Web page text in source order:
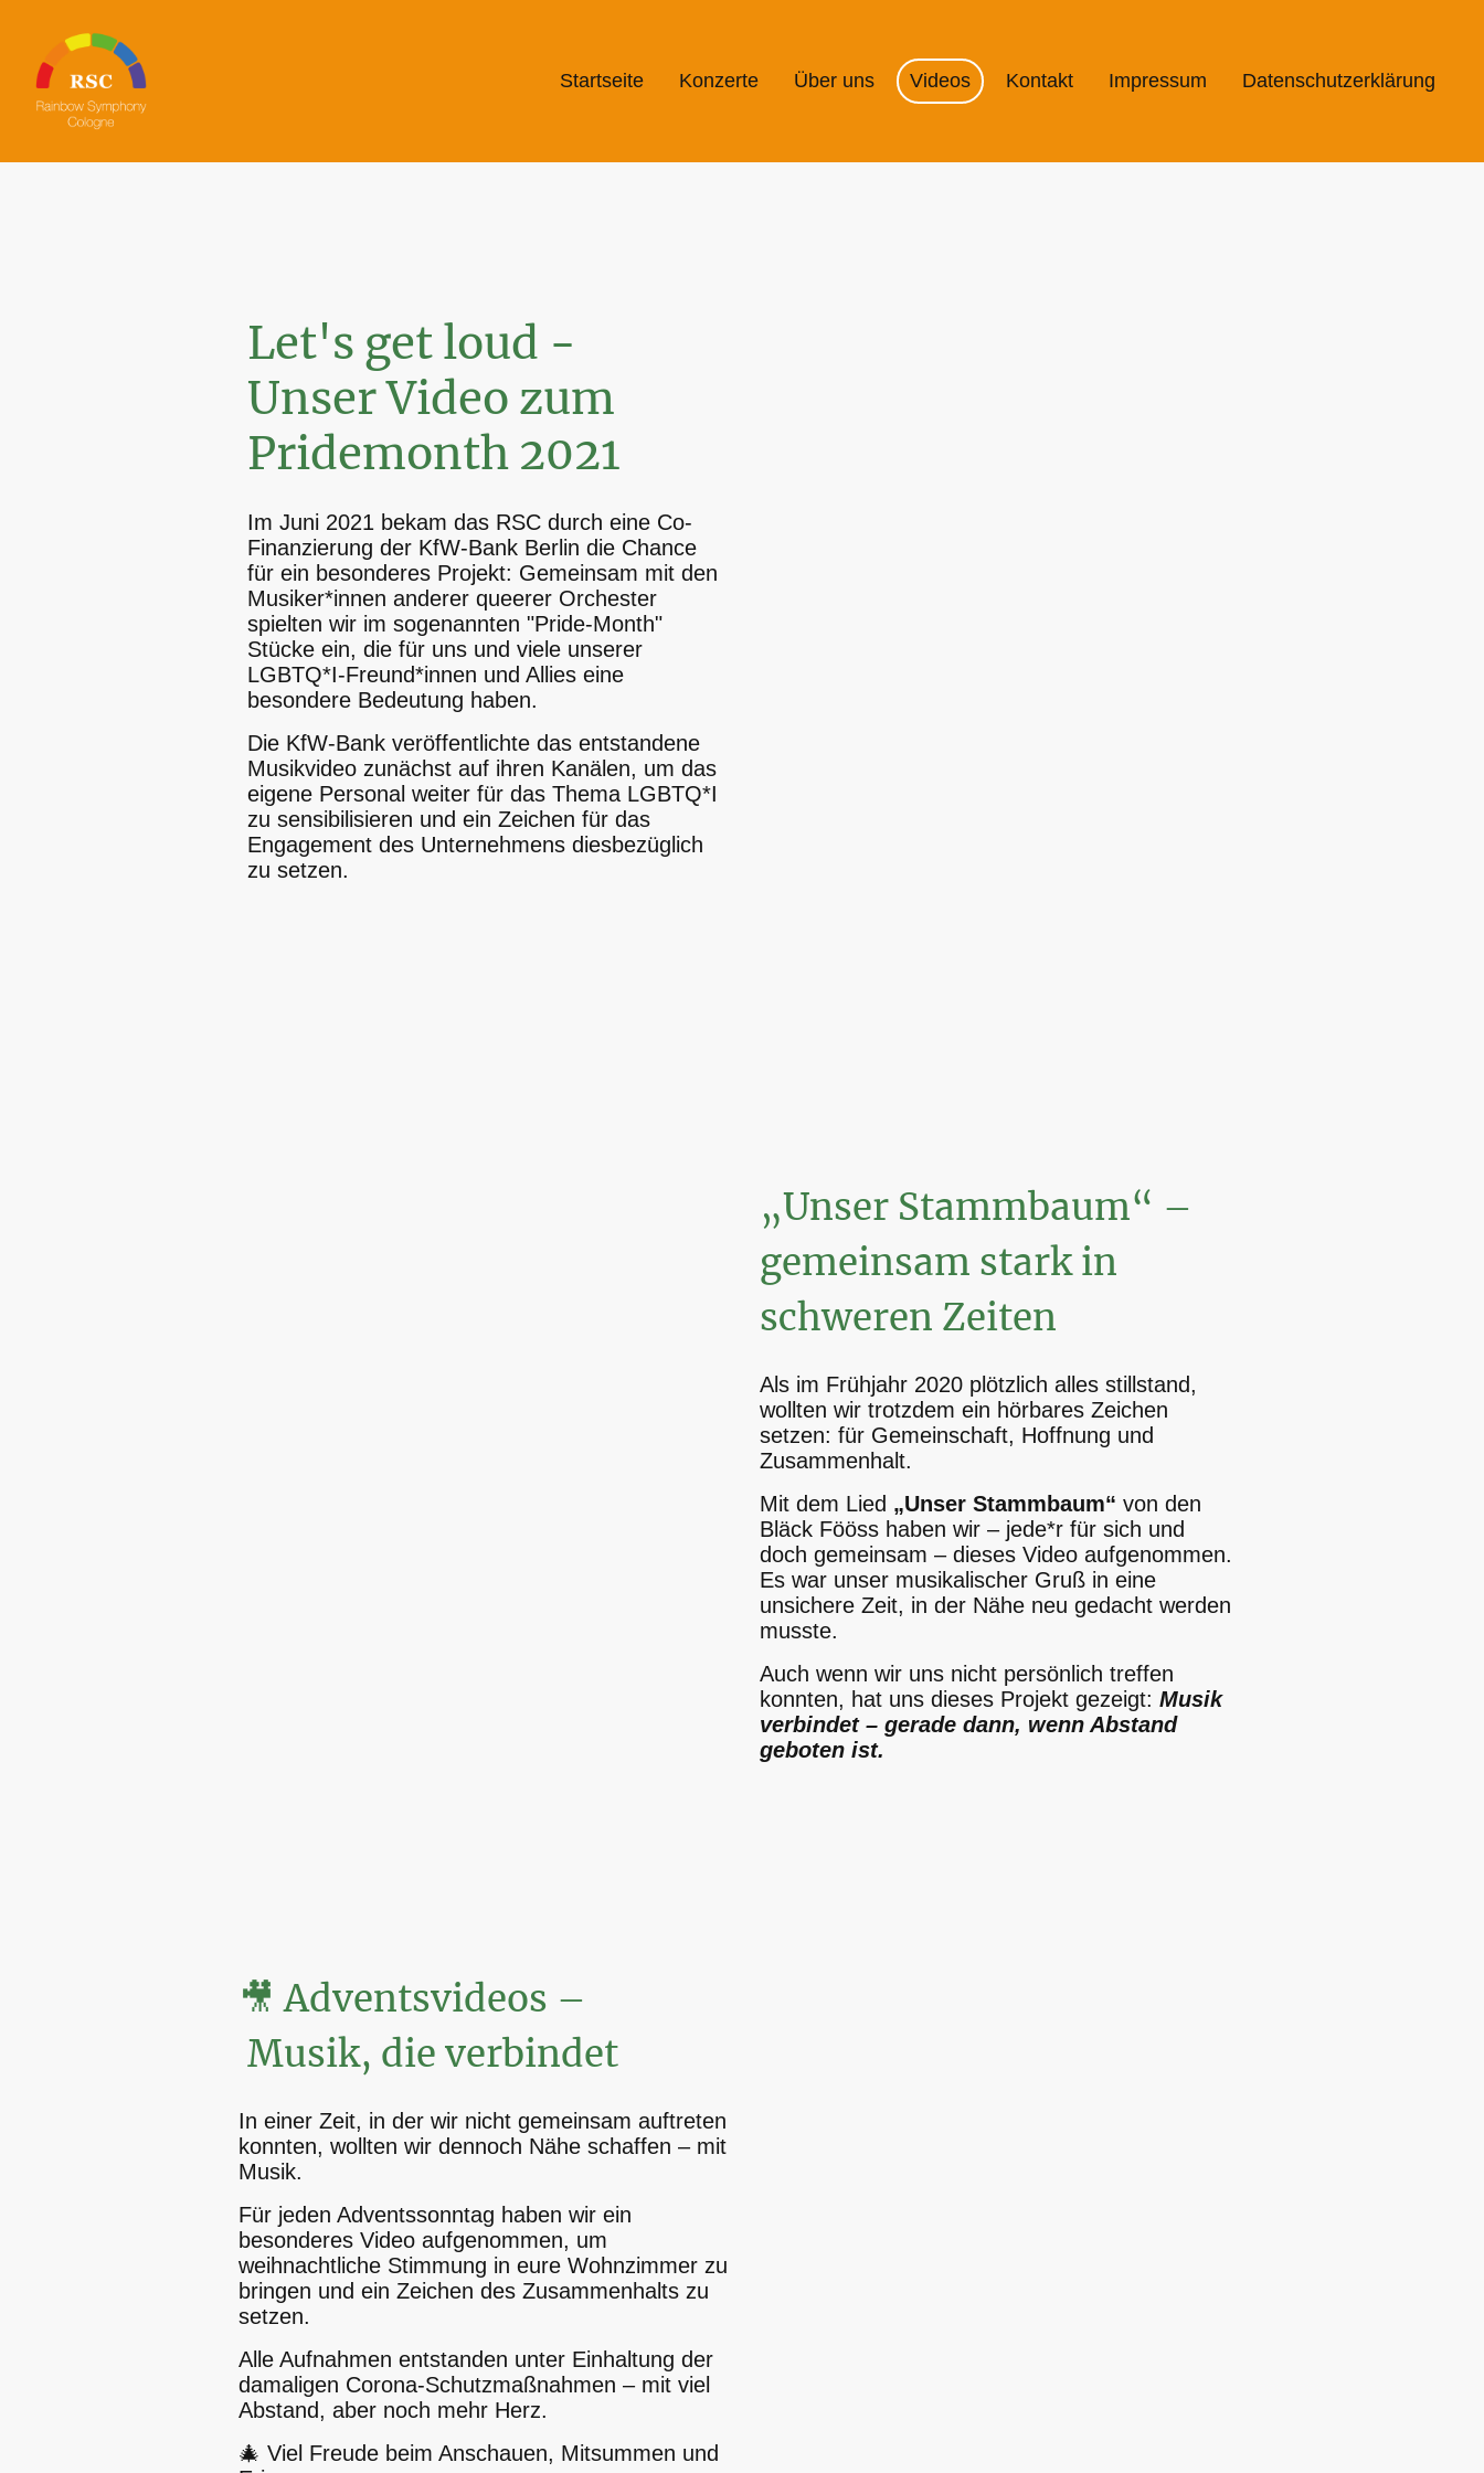
Startseite Konzerte Über uns Videos Kontakt Impressum Datenschutzerklärung
Let's get loud -
Unser Video zum
Pridemonth 2021
Im Juni 2021 bekam das RSC durch eine Co-
Finanzierung der KfW-Bank Berlin die Chance
für ein besonderes Projekt: Gemeinsam mit den
Musiker*innen anderer queerer Orchester
spielten wir im sogenannten "Pride-Month"
Stücke ein, die für uns und viele unserer
LGBTQ*I-Freund*innen und Allies eine
besondere Bedeutung haben.
Die KfW-Bank veröffentlichte das entstandene
Musikvideo zunächst auf ihren Kanälen, um das
eigene Personal weiter für das Thema LGBTQ*I
zu sensibilisieren und ein Zeichen für das
Engagement des Unternehmens diesbezüglich
zu setzen.
„Unser Stammbaum“ –
gemeinsam stark in
schweren Zeiten
Als im Frühjahr 2020 plötzlich alles stillstand,
wollten wir trotzdem ein hörbares Zeichen
setzen: für Gemeinschaft, Hoffnung und
Zusammenhalt.
Mit dem Lied „Unser Stammbaum“ von den
Bläck Fööss haben wir – jede*r für sich und
doch gemeinsam – dieses Video aufgenommen.
Es war unser musikalischer Gruß in eine
unsichere Zeit, in der Nähe neu gedacht werden
musste.
Auch wenn wir uns nicht persönlich treffen
konnten, hat uns dieses Projekt gezeigt: Musik
verbindet – gerade dann, wenn Abstand
geboten ist.
🎥 Adventsvideos –
Musik, die verbindet
In einer Zeit, in der wir nicht gemeinsam auftreten
konnten, wollten wir dennoch Nähe schaffen – mit
Musik.
Für jeden Adventssonntag haben wir ein
besonderes Video aufgenommen, um
weihnachtliche Stimmung in eure Wohnzimmer zu
bringen und ein Zeichen des Zusammenhalts zu
setzen.
Alle Aufnahmen entstanden unter Einhaltung der
damaligen Corona-Schutzmaßnahmen – mit viel
Abstand, aber noch mehr Herz.
🎄 Viel Freude beim Anschauen, Mitsummen und